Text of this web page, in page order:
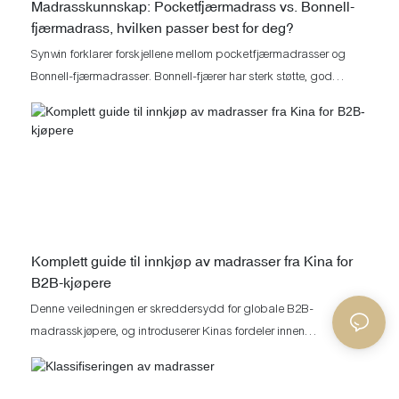
Madrasskunnskap: Pocketfjærmadrass vs. Bonnell-
fjærmadrass, hvilken passer best for deg?
Synwin forklarer forskjellene mellom pocketfjærmadrasser og
Bonnell-fjærmadrasser. Bonnell-fjærer har sterk støtte, god
luftgjennomtrengelighet og er rimelige, mens pocketfjærer gir
utmerket anti-forstyrrelser, god passform og ryggradsbeskyttelse.
Komplett guide til innkjøp av madrasser fra Kina for
B2B-kjøpere
Denne veiledningen er skreddersydd for globale B2B-
madrasskjøpere, og introduserer Kinas fordeler innen
pålitelige fjærmadrasser. Den dekker også kvalitetskontroll,